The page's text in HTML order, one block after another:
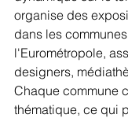
organise des
dans les
l'Eurométropole,
designers,
Chaque commune
thématique, ce qui